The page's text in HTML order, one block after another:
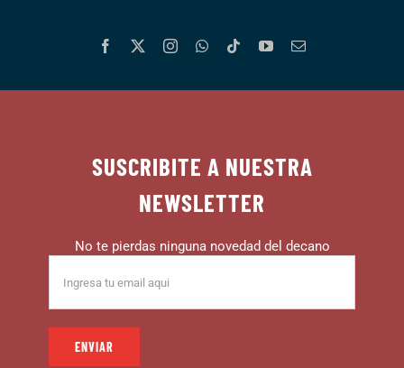
SUSCRIBITE A NUESTRA
NEWSLETTER
No te pierdas ninguna novedad del decano